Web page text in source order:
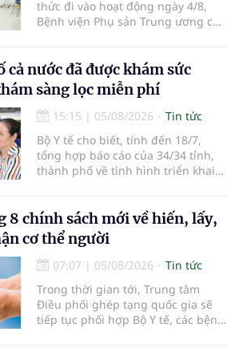
thức đi vào hoạt động ngày 4/8,
Bệnh viện Phụ sản Trung ương cơ
em bé đầu tiên chào đời.
cả nước đã được khám sức
sàng lọc miễn phí
15:15 | 05/08/2026
Tin tức
Bộ Y tế cho biết, tính đến 18/7,
tổng hợp báo cáo của 34/34 tỉnh,
thành phố về tình hình triển khai
nhận 32.286.360 người, chiếm gần
30% dân số cả nước đã được khám
sức khỏe định kỳ năm nay.
8 chính sách mới về hiến, lấy,
cơ thể người
07:07 | 05/08/2026
Tin tức
Trong thời gian tới, Trung tâm
Điều phối ghép tạng quốc gia sẽ
tiếp tục phối hợp Bộ Y tế, các bệnh